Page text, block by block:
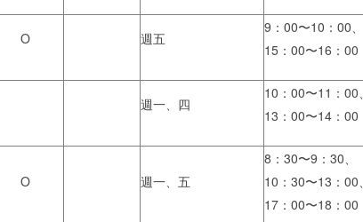
O 週五
9：00〜10：00、
15：00〜16：00
週一、四
10：00〜11：00、
13：00〜14：00
O 週一、五
8：30〜9：30、
10：30〜13：00、
17：00〜18：00